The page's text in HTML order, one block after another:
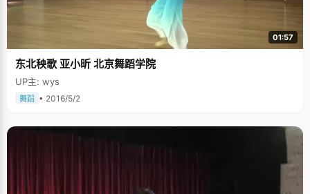
01:57
东北秧歌 亚小昕 北京舞蹈学院
UP主: wys
舞蹈 • 2016/5/2